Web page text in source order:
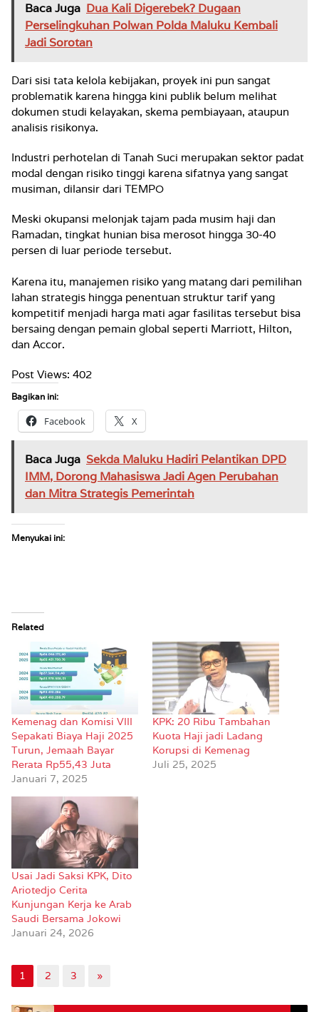
Baca Juga Dua Kali Digerebek? Dugaan
Perselingkuhan Polwan Polda Maluku Kembali
Jadi Sorotan
Dari sisi tata kelola kebijakan, proyek ini pun sangat
problematik karena hingga kini publik belum melihat
dokumen studi kelayakan, skema pembiayaan, ataupun
analisis risikonya.
Industri perhotelan di Tanah Suci merupakan sektor padat
modal dengan risiko tinggi karena sifatnya yang sangat
musiman, dilansir dari TEMPO
Meski okupansi melonjak tajam pada musim haji dan
Ramadan, tingkat hunian bisa merosot hingga 30-40
persen di luar periode tersebut.
Karena itu, manajemen risiko yang matang dari pemilihan
lahan strategis hingga penentuan struktur tarif yang
kompetitif menjadi harga mati agar fasilitas tersebut bisa
bersaing dengan pemain global seperti Marriott, Hilton,
dan Accor.
Post Views: 402
Bagikan ini:
Facebook X
Baca Juga Sekda Maluku Hadiri Pelantikan DPD
IMM, Dorong Mahasiswa Jadi Agen Perubahan
dan Mitra Strategis Pemerintah
Menyukai ini:
Related
Kemenag dan Komisi VIII
Sepakati Biaya Haji 2025
Turun, Jemaah Bayar
Rerata Rp55,43 Juta
Januari 7, 2025
KPK: 20 Ribu Tambahan
Kuota Haji jadi Ladang
Korupsi di Kemenag
Juli 25, 2025
Usai Jadi Saksi KPK, Dito
Ariotedjo Cerita
Kunjungan Kerja ke Arab
Saudi Bersama Jokowi
Januari 24, 2026
1 2 3 »